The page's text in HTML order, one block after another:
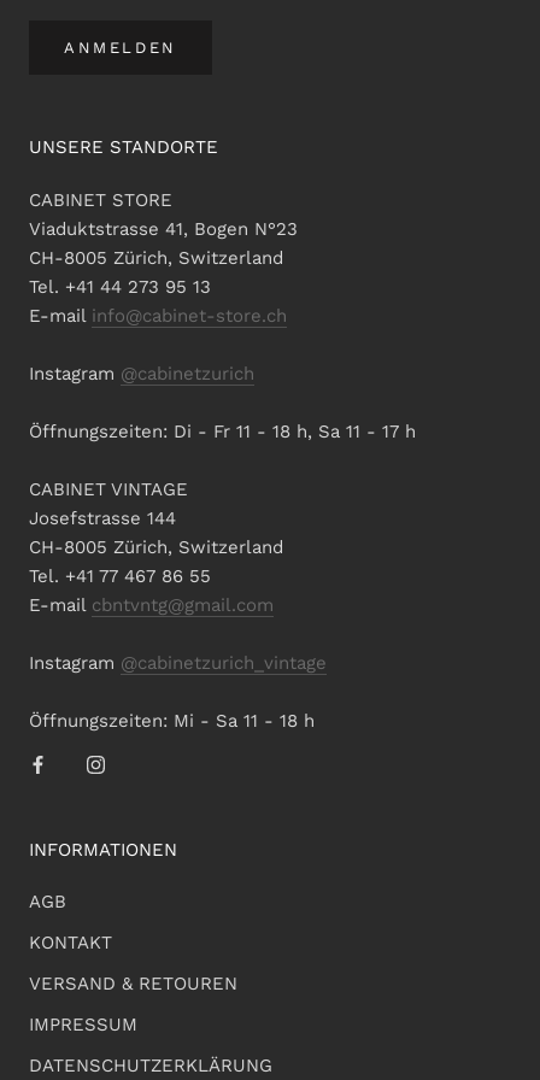
ANMELDEN
UNSERE STANDORTE
CABINET STORE
Viaduktstrasse 41, Bogen N°23
CH-8005 Zürich, Switzerland
Tel. +41 44 273 95 13
E-mail info@cabinet-store.ch
Instagram @cabinetzurich
Öffnungszeiten: Di - Fr 11 - 18 h, Sa 11 - 17 h
CABINET VINTAGE
Josefstrasse 144
CH-8005 Zürich, Switzerland
Tel. +41 77 467 86 55
E-mail cbntvntg@gmail.com
Instagram @cabinetzurich_vintage
Öffnungszeiten: Mi - Sa 11 - 18 h
INFORMATIONEN
AGB
KONTAKT
VERSAND & RETOUREN
IMPRESSUM
DATENSCHUTZERKLÄRUNG